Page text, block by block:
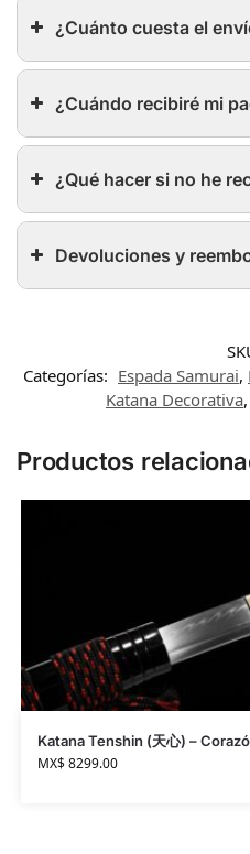
¿Cuánto cuesta el
¿Cuándo recibiré mi
¿Qué hacer si no he
Devoluciones y
Categorías: Espada Samurai,
Katana Decorativa,
Productos
Katana Tenshin (天心) –
MX$8299.00